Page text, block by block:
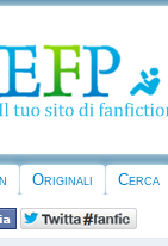
Originali Cerca